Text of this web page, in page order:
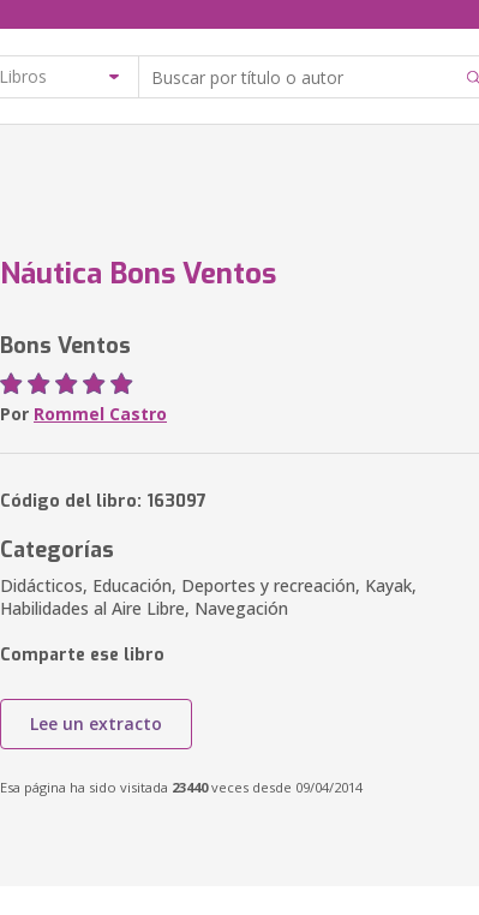
Náutica Bons Ventos
Bons Ventos
Por Rommel Castro
Código del libro: 163097
Categorías
Didácticos, Educación, Deportes y recreación, Kayak,
Habilidades al Aire Libre, Navegación
Comparte ese libro
Lee un extracto
Esa página ha sido visitada 23440veces desde 09/04/2014